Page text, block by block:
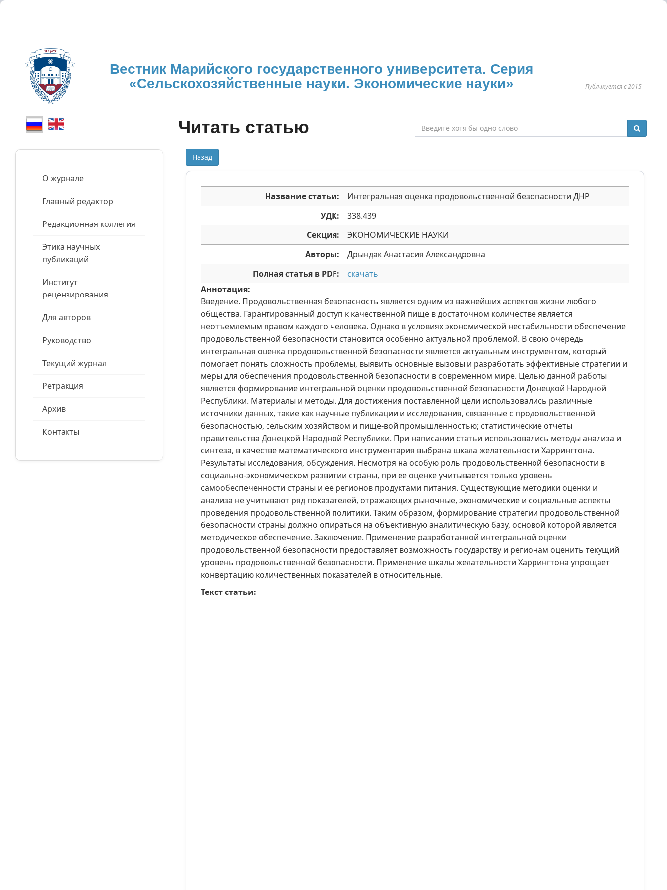
Вестник Марийского государственного университета. Серия
«Сельскохозяйственные науки. Экономические науки»
Публикуется с 2015
О журнале
Главный редактор
Редакционная коллегия
Этика научных
публикаций
Институт
рецензирования
Для авторов
Руководство
Текущий журнал
Ретракция
Архив
Контакты
Читать статью
Назад
Название статьи:
Интегральная оценка продовольственной безопасности ДНР
УДК:
338.439
Секция:
ЭКОНОМИЧЕСКИЕ НАУКИ
Авторы:
Дрындак Анастасия Александровна
Полная статья в PDF:
скачать
Аннотация:
Введение. Продовольственная безопасность является одним из важнейших аспектов жизни любого
общества. Гарантированный доступ к качественной пище в достаточном количестве является
неотъемлемым правом каждого человека. Однако в условиях экономической нестабильности обеспечение
продовольственной безопасности становится особенно актуальной проблемой. В свою очередь
интегральная оценка продовольственной безопасности является актуальным инструментом, который
помогает понять сложность проблемы, выявить основные вызовы и разработать эффективные стратегии и
меры для обеспечения продовольственной безопасности в современном мире. Целью данной работы
является формирование интегральной оценки продовольственной безопасности Донецкой Народной
Республики. Материалы и методы. Для достижения поставленной цели использовались различные
источники данных, такие как научные публикации и исследования, связанные с продовольственной
безопасностью, сельским хозяйством и пище-вой промышленностью; статистические отчеты
правительства Донецкой Народной Республики. При написании статьи использовались методы анализа и
синтеза, в качестве математического инструментария выбрана шкала желательности Харрингтона.
Результаты исследования, обсуждения. Несмотря на особую роль продовольственной безопасности в
социально-экономическом развитии страны, при ее оценке учитывается только уровень
самообеспеченности страны и ее регионов продуктами питания. Существующие методики оценки и
анализа не учитывают ряд показателей, отражающих рыночные, экономические и социальные аспекты
проведения продовольственной политики. Таким образом, формирование стратегии продовольственной
безопасности страны должно опираться на объективную аналитическую базу, основой которой является
методическое обеспечение. Заключение. Применение разработанной интегральной оценки
продовольственной безопасности предоставляет возможность государству и регионам оценить текущий
уровень продовольственной безопасности. Применение шкалы желательности Харрингтона упрощает
конвертацию количественных показателей в относительные.
Текст статьи: